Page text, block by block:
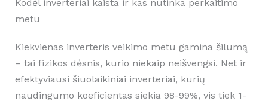
Kodėl inverteriai kaista ir kas nutinka perkaitimo
metu
Kiekvienas inverteris veikimo metu gamina šilumą
– tai fizikos dėsnis, kurio niekaip neišvengsi. Net ir
efektyviausi šiuolaikiniai inverteriai, kurių
naudingumo koeficientas siekia 98-99%, vis tiek 1-